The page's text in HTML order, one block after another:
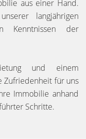
aus einer Hand.
langjährigen
Kenntnissen der
und einem
Zufriedenheit für uns
Immobilie anhand
Schritte.